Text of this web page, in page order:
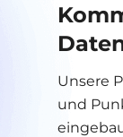
Unsere
und